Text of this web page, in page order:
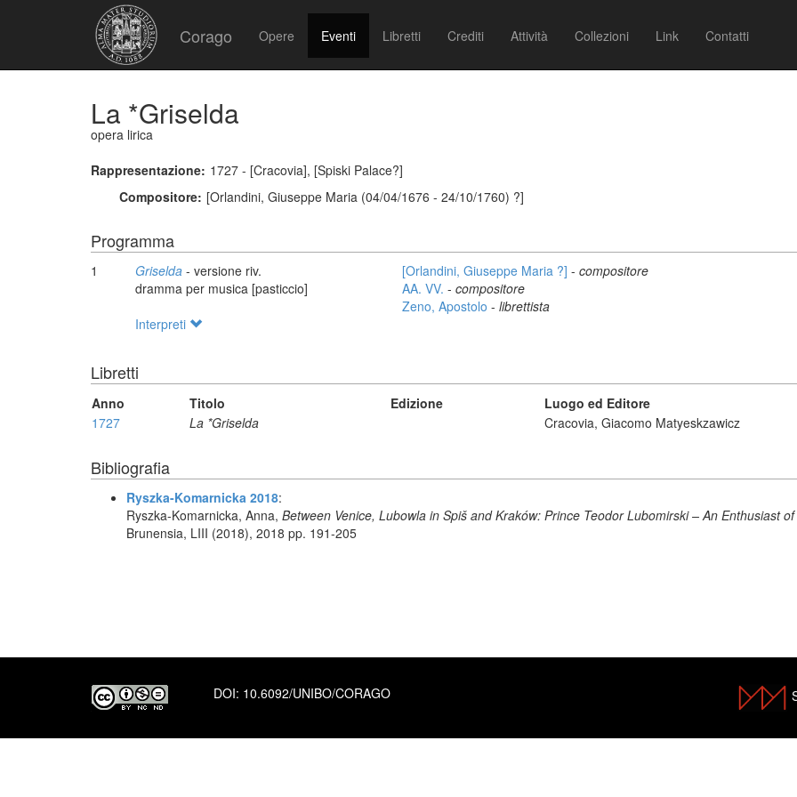
Corago Opere Eventi Libretti Crediti Attività Collezioni Link Contatti
La *Griselda
opera lirica
Rappresentazione: 1727 - [Cracovia], [Spiski Palace?]
Compositore: [Orlandini, Giuseppe Maria (04/04/1676 - 24/10/1760) ?]
Programma
1 Griselda - versione riv.
dramma per musica [pasticcio]
[Orlandini, Giuseppe Maria ?] - compositore
AA. VV. - compositore
Zeno, Apostolo - librettista
Interpreti
Libretti
Anno Titolo Edizione
Luogo ed Editore
1727
La *Griselda Cracovia, Giacomo Matyeskzawicz
Bibliografia
Ryszka-Komarnicka 2018:
Ryszka-Komarnicka, Anna, Between Venice, Lubowla in Spiš and Kraków: Prince Teodor Lubomirski – An Enthusiast
Brunensia, LIII (2018), 2018 pp. 191-205
DOI: 10.6092/UNIBO/CORAGO